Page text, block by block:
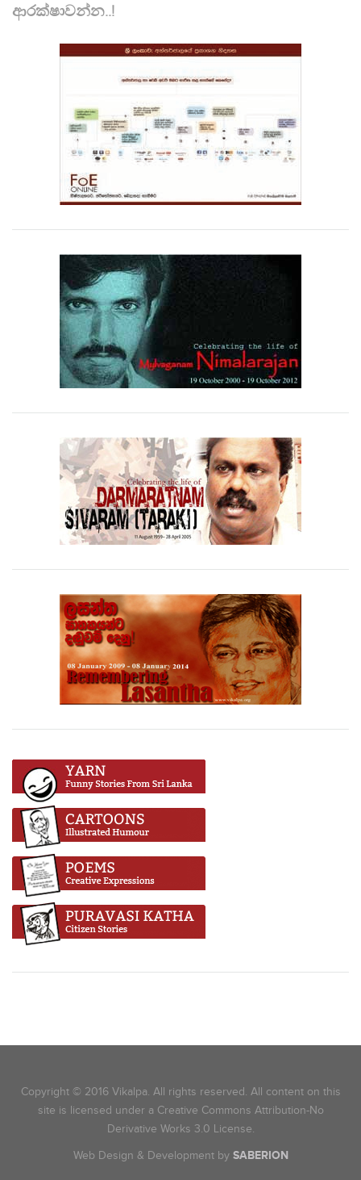
ආරක්ෂාවන්න..!
Copyright © 2016 Vikalpa. All rights reserved. All content on this
site is licensed under a Creative Commons Attribution-No
Derivative Works 3.0 License.
Web Design & Development by SABERION